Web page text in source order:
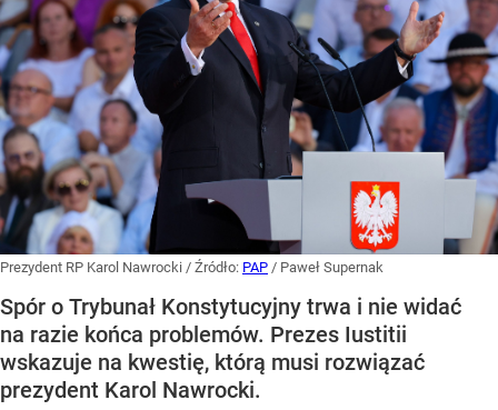
Prezydent RP Karol Nawrocki / Źródło: PAP / Paweł Supernak
Spór o Trybunał Konstytucyjny trwa i nie widać
na razie końca problemów. Prezes Iustitii
wskazuje na kwestię, którą musi rozwiązać
prezydent Karol Nawrocki.